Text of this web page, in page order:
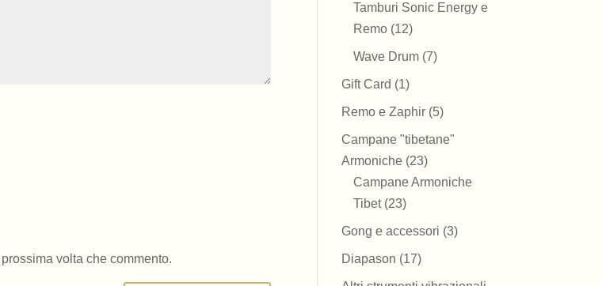
volta che commento.
Tamburi Sonic Energy e
Remo 1212
prodotti
Wave Drum 77
Gift Card 11
prodotto
Remo e Zaphir 55
prodotti
Campane "tibetane"
Armoniche 2323
prodotti
Campane Armoniche
Tibet 2323
prodotti
Gong e accessori 33
Diapason 1717
prodotti